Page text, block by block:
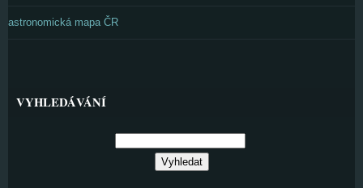
astronomická mapa ČR
VYHLEDÁVÁNÍ